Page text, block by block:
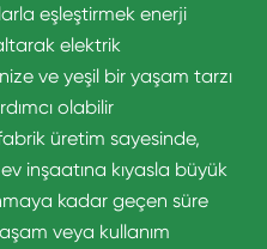
eşleştirmek enerji
elektrik
ve yeşil bir yaşam tarzı
olabilir
üretim sayesinde,
inşaatına kıyasla büyük
kadar geçen süre
veya kullanım